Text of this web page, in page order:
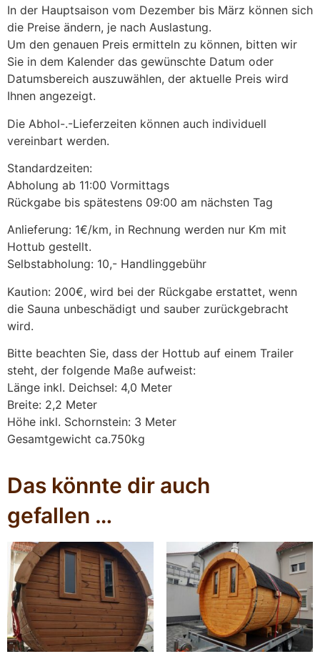
In der Hauptsaison vom Dezember bis März können sich
die Preise ändern, je nach Auslastung.
Um den genauen Preis ermitteln zu können, bitten wir
Sie in dem Kalender das gewünschte Datum oder
Datumsbereich auszuwählen, der aktuelle Preis wird
Ihnen angezeigt.
Die Abhol-.-Lieferzeiten können auch individuell
vereinbart werden.
Standardzeiten:
Abholung ab 11:00 Vormittags
Rückgabe bis spätestens 09:00 am nächsten Tag
Anlieferung: 1€/km, in Rechnung werden nur Km mit
Hottub gestellt.
Selbstabholung: 10,- Handlinggebühr
Kaution: 200€, wird bei der Rückgabe erstattet, wenn
die Sauna unbeschädigt und sauber zurückgebracht
wird.
Bitte beachten Sie, dass der Hottub auf einem Trailer
steht, der folgende Maße aufweist:
Länge inkl. Deichsel: 4,0 Meter
Breite: 2,2 Meter
Höhe inkl. Schornstein: 3 Meter
Gesamtgewicht ca.750kg
Das könnte dir auch
gefallen …